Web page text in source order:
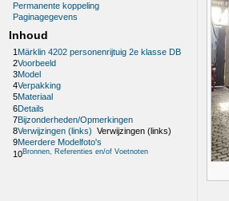
Permanente koppeling
Paginagegevens
Inhoud
1 Märklin 4202 personenrijtuig 2e klasse DB
2Voorbeeld
3Model
4Verpakking
5Materiaal
6Details
7Bijzonderheden/Opmerkingen
8Verwijzingen (links) Verwijzingen (links)
9Meerdere Modelfoto's
10Bronnen, Referenties en/of Voetnoten